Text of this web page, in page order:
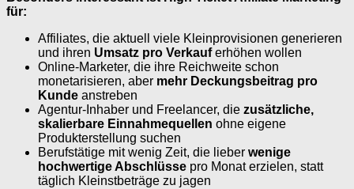
für:
Affiliates, die aktuell viele Kleinprovisionen generieren
und ihren Umsatz pro Verkauferhöhen wollen
Online-Marketer, die ihre Reichweite schon
monetarisieren, aber mehr Deckungsbeitrag pro
Kunde anstreben
Agentur-Inhaber und Freelancer, die zusätzliche,
skalierbare Einnahmequellen ohne eigene
Produkterstellung suchen
Berufstätige mit wenig Zeit, die lieber wenige
hochwertige Abschlüsse pro Monat erzielen, statt
täglich Kleinstbeträge zu jagen